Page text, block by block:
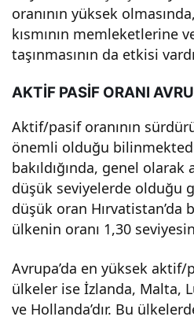
oranının yüksek
kısmının memleketlerine
taşınmasının da etkisi
AKTİF PASİF ORANI
Aktif/pasif oranının
önemli olduğu
bakıldığında, genel olarak
düşük seviyelerde olduğu
düşük oran Hırvatistan’da
ülkenin oranı 1,30
Avrupa’da en yüksek aktif/
ülkeler ise İzlanda, Malta,
ve Hollanda’dır. Bu